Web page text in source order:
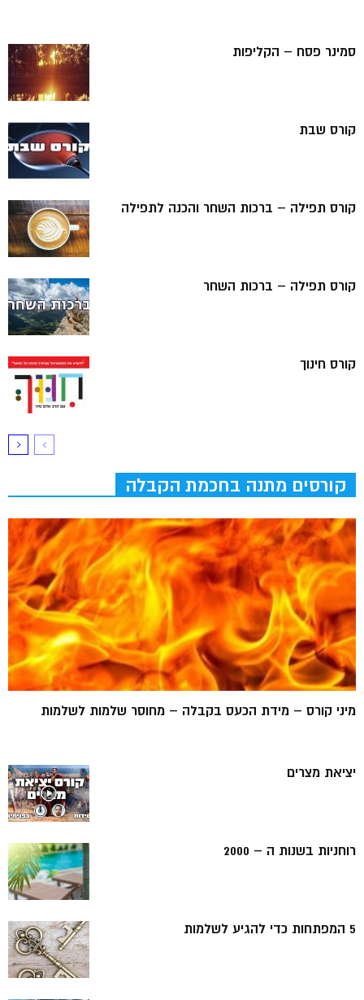
סמינר פסח – הקליפות
קורס שבת
קורס תפילה – ברכות השחר והכנה לתפילה
קורס תפילה – ברכות השחר
קורס חינוך
קורסים מתנה בחכמת הקבלה
מיני קורס – מידת הכעס בקבלה – מחוסר שלמות לשלמות
יציאת מצרים
רוחניות בשנות ה – 2000
5 המפתחות כדי להגיע לשלמות